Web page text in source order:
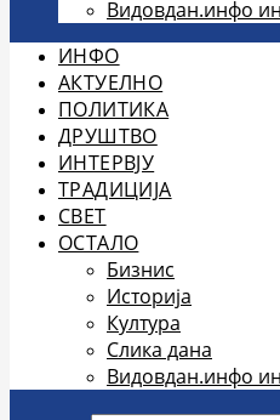
Видовдан.инфо
ИНФО
АКТУЕЛНО
ПОЛИТИКА
ДРУШТВО
ИНТЕРВЈУ
ТРАДИЦИЈА
СВЕТ
ОСТАЛО
Бизнис
Историја
Култура
Слика дана
Видовдан.инфо